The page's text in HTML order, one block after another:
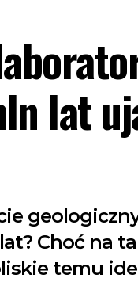
lat
Choć na
temu